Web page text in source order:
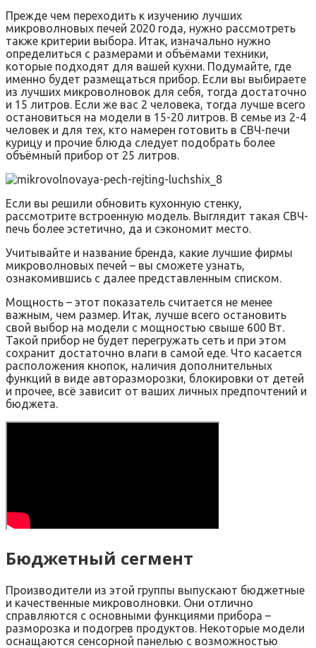
Прежде чем переходить к изучению лучших
микроволновых печей 2020 года, нужно рассмотреть
также критерии выбора. Итак, изначально нужно
определиться с размерами и объёмами техники,
которые подходят для вашей кухни. Подумайте, где
именно будет размещаться прибор. Если вы выбираете
из лучших микроволновок для себя, тогда достаточно
и 15 литров. Если же вас 2 человека, тогда лучше всего
остановиться на модели в 15-20 литров. В семье из 2-4
человек и для тех, кто намерен готовить в СВЧ-печи
курицу и прочие блюда следует подобрать более
объёмный прибор от 25 литров.
Если вы решили обновить кухонную стенку,
рассмотрите встроенную модель. Выглядит такая СВЧ-
печь более эстетично, да и сэкономит место.
Учитывайте и название бренда, какие лучшие фирмы
микроволновых печей – вы сможете узнать,
ознакомившись с далее представленным списком.
Мощность – этот показатель считается не менее
важным, чем размер. Итак, лучше всего остановить
свой выбор на модели с мощностью свыше 600 Вт.
Такой прибор не будет перегружать сеть и при этом
сохранит достаточно влаги в самой еде. Что касается
расположения кнопок, наличия дополнительных
функций в виде авторазморозки, блокировки от детей
и прочее, всё зависит от ваших личных предпочтений и
бюджета.
Бюджетный сегмент
Производители из этой группы выпускают бюджетные
и качественные микроволновки. Они отлично
справляются с основными функциями прибора –
разморозка и подогрев продуктов. Некоторые модели
оснащаются сенсорной панелью с возможностью